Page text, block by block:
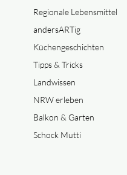
Regionale Lebensmittel
andersARTig
Küchengeschichten
Tipps & Tricks
Landwissen
NRW erleben
Balkon & Garten
Schock Mutti